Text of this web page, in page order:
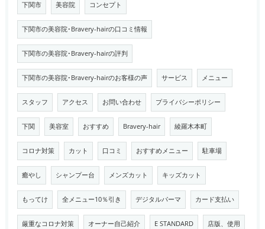
下関市 美容院 コンセプト
下関市の美容院･Bravery-hairの口コミ情報
下関市の美容院･Bravery-hairの評判
下関市の美容院･Bravery-hairのお客様の声 サービス メニュー
スタッフ アクセス お問い合わせ プライバシーポリシー
下関 美容室 おすすめ Bravery-hair 綾羅木本町
コロナ対策 カット 口コミ おすすめメニュー 駐車場
癒やし シャンプー台 メンズカット キッズカット
もってけ 全メニュー10％引き デジタルパーマ カード支払い
厳重なコロナ対策 オーナー自己紹介 E STANDARD 店版、使用